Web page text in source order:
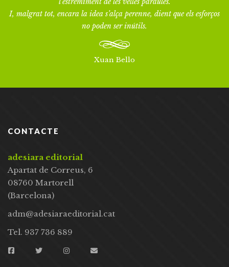
I, malgrat tot, encara la idea s’alça perenne, dient que els esforços
no poden ser inútils.
Xuan Bello
CONTACTE
adesiara editorial
Apartat de Correus, 6
08760 Martorell
(Barcelona)
adm@adesiaraeditorial.cat
Tel. 937 736 889